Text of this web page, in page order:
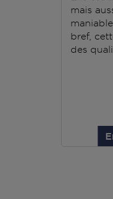
mais
bref,
des